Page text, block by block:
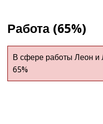
Работа (65%)
В сфере работы Леон и
65%